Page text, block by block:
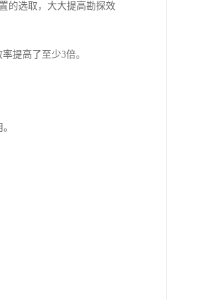
的选取，大大提高勘探效
提高了至少3倍。